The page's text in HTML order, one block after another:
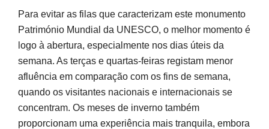
Para evitar as filas que caracterizam este monumento
Património Mundial da UNESCO, o melhor momento é
logo à abertura, especialmente nos dias úteis da
semana. As terças e quartas-feiras registam menor
afluência em comparação com os fins de semana,
quando os visitantes nacionais e internacionais se
concentram. Os meses de inverno também
proporcionam uma experiência mais tranquila, embora